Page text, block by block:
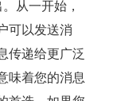
从一开始，
可以发送消
传递给更广泛
味着您的消息